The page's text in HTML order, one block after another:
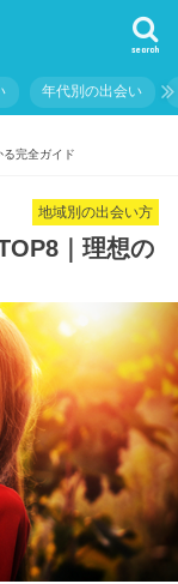
search
年代別の出会い
完全ガイド
地域別の出会い方
｜理想の